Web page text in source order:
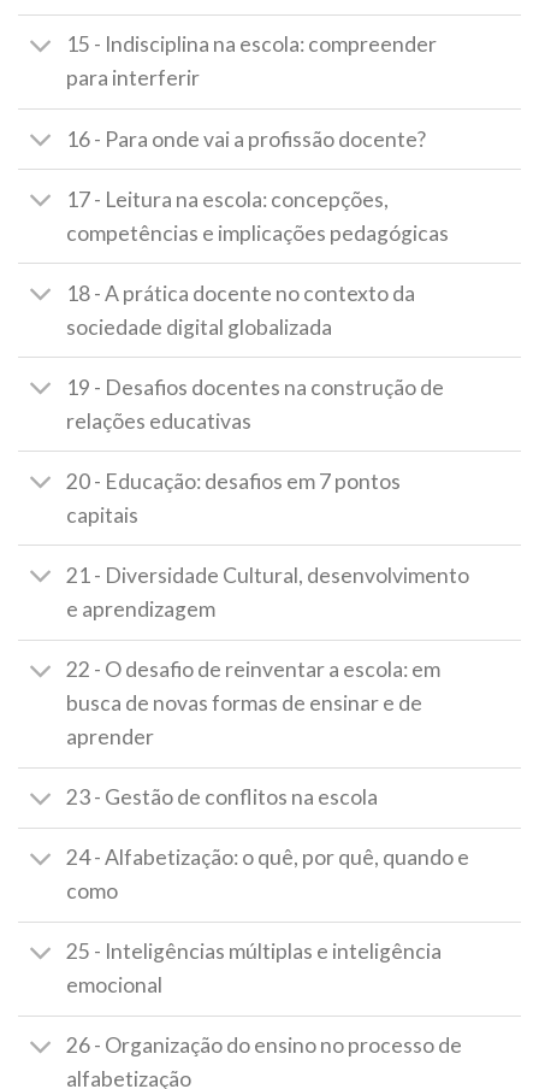
15 - Indisciplina na escola: compreender
para interferir
16 - Para onde vai a profissão docente?
17 - Leitura na escola: concepções,
competências e implicações pedagógicas
18 - A prática docente no contexto da
sociedade digital globalizada
19 - Desafios docentes na construção de
relações educativas
20 - Educação: desafios em 7 pontos
capitais
21 - Diversidade Cultural, desenvolvimento
e aprendizagem
22 - O desafio de reinventar a escola: em
busca de novas formas de ensinar e de
aprender
23 - Gestão de conflitos na escola
24 - Alfabetização: o quê, por quê, quando e
como
25 - Inteligências múltiplas e inteligência
emocional
26 - Organização do ensino no processo de
alfabetização